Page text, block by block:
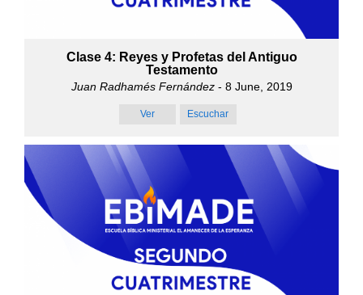
Clase 4: Reyes y Profetas del Antiguo
Testamento
Juan Radhamés Fernández- 8 June, 2019
Ver Escuchar